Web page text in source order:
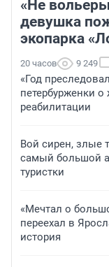
«Не
девушка
экопарка
20 часов 9 249
«Год
петербурженки
реабилитации
Вой сирен, злые
самый большой
туристки
«Мечтал о
переехал в
история